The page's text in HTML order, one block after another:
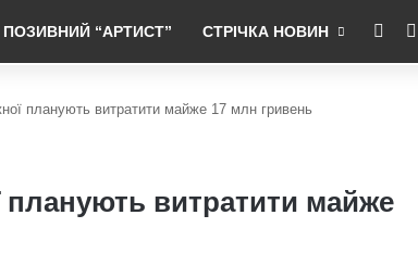
ПОЗИВНИЙ “АРТИСТ” СТРІЧКА НОВИН RSS
планують витратити майже 17 млн гривень
планують витратити майже